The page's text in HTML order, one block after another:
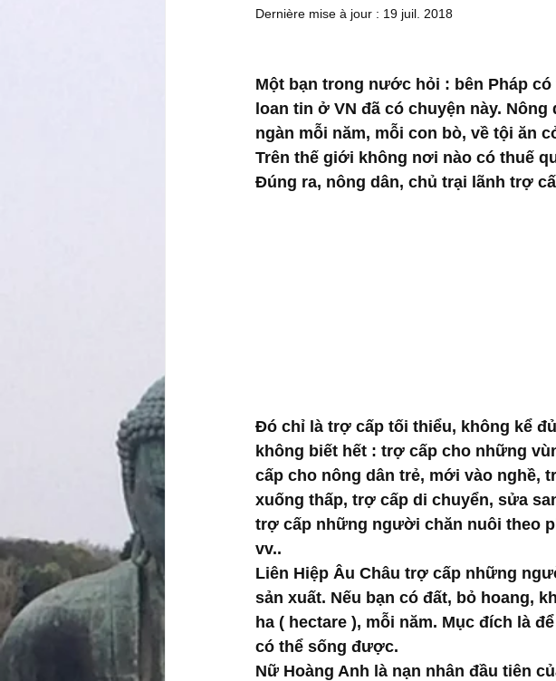
Dernière mise à jour : 19 juil. 2018
Một bạn trong nước hỏi : bên Pháp
loan tin ở VN đã có chuyện này.
ngàn mỗi năm, mỗi con bò, về tội ăn
Trên thế giới không nơi nào có thuế
Đúng ra, nông dân, chủ trại lãnh trợ
Đó chỉ là trợ cấp tối thiểu, không kể
không biết hết : trợ cấp cho những
cấp cho nông dân trẻ, mới vào nghề,
xuống thấp, trợ cấp di chuyển, sửa
trợ cấp những người chăn nuôi theo
vv..
Liên Hiệp Âu Châu trợ cấp những
sản xuất. Nếu bạn có đất, bỏ hoang,
ha ( hectare ), mỗi năm. Mục đích là
có thể sống được.
Nữ Hoàng Anh là nạn nhân đầu tiên